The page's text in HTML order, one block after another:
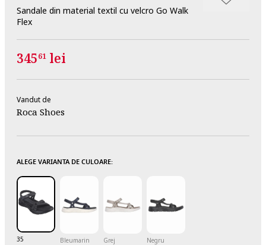
Sandale din material textil cu velcro Go Walk
Flex
34561 lei
Vandut de
Roca Shoes
ALEGE VARIANTA DE CULOARE:
35 Bleumarin Grej Negru